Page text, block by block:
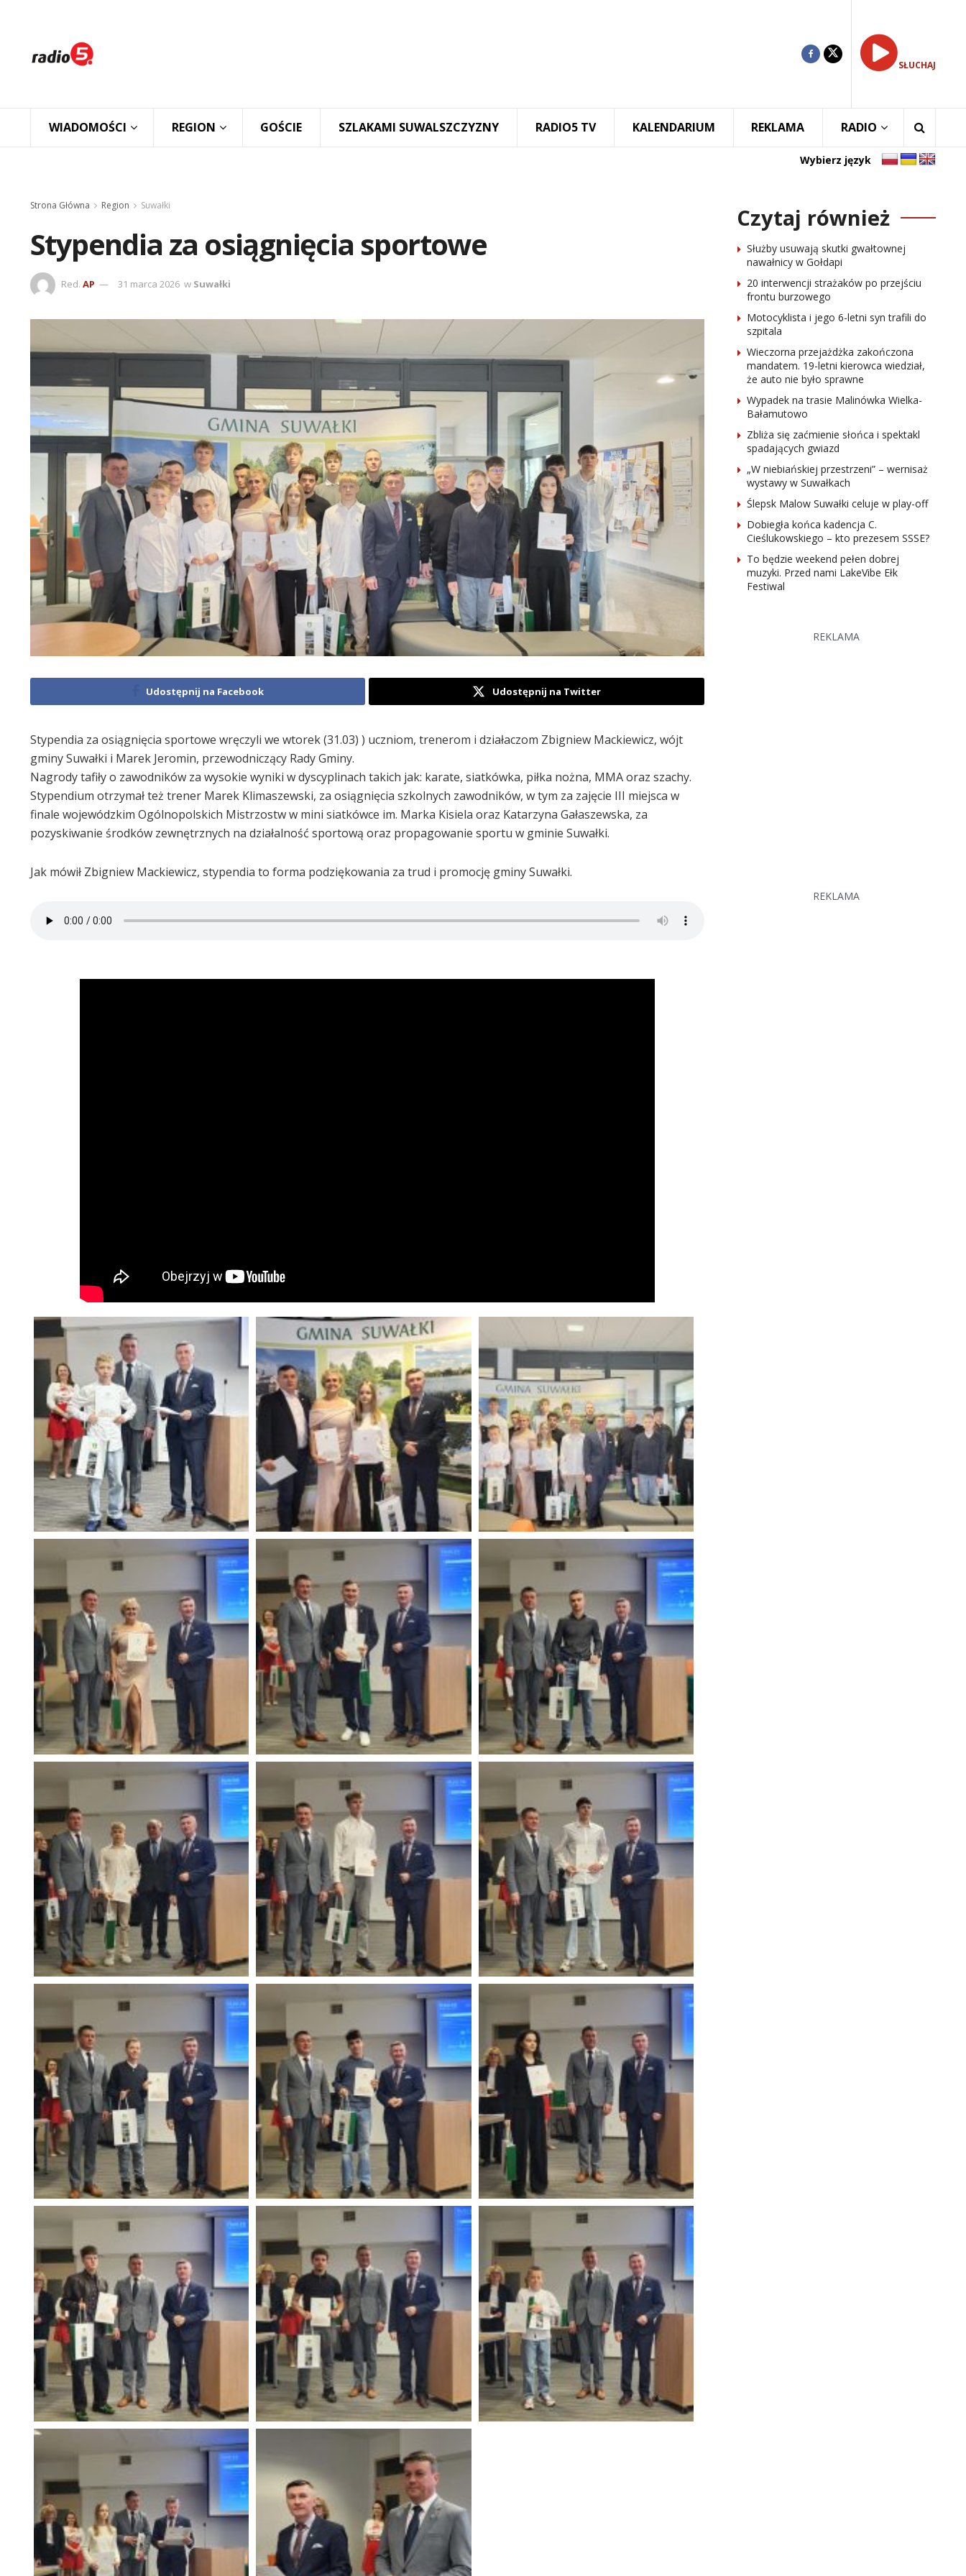
SŁUCHAJ
WIADOMOŚCI REGION GOŚCIE SZLAKAMI SUWALSZCZYZNY RADIO5 TV KALENDARIUM REKLAMA RADIO
Wybierz język
Strona Główna Region Suwałki
Stypendia za osiągnięcia sportowe
Red. AP 31 marca 2026 w Suwałki
Udostępnij na Facebook Udostępnij na Twitter
Stypendia za osiągnięcia sportowe wręczyli we wtorek (31.03) ) uczniom, trenerom i działaczom Zbigniew Mackiewicz, wójt
gminy Suwałki i Marek Jeromin, przewodniczący Rady Gminy.
Nagrody tafiły o zawodników za wysokie wyniki w dyscyplinach takich jak: karate, siatkówka, piłka nożna, MMA oraz szachy.
Stypendium otrzymał też trener Marek Klimaszewski, za osiągnięcia szkolnych zawodników, w tym za zajęcie III miejsca w
finale wojewódzkim Ogólnopolskich Mistrzostw w mini siatkówce im. Marka Kisiela oraz Katarzyna Gałaszewska, za
pozyskiwanie środków zewnętrznych na działalność sportową oraz propagowanie sportu w gminie Suwałki.
Jak mówił Zbigniew Mackiewicz, stypendia to forma podziękowania za trud i promocję gminy Suwałki.
Czytaj również
Służby usuwają skutki gwałtownej
nawałnicy w Gołdapi
20 interwencji strażaków po przejściu
frontu burzowego
Motocyklista i jego 6-letni syn trafili do
szpitala
Wieczorna przejażdżka zakończona
mandatem. 19-letni kierowca wiedział,
że auto nie było sprawne
Wypadek na trasie Malinówka Wielka-
Bałamutowo
Zbliża się zaćmienie słońca i spektakl
spadających gwiazd
„W niebiańskiej przestrzeni” – wernisaż
wystawy w Suwałkach
Ślepsk Malow Suwałki celuje w play-off
Dobiegła końca kadencja C.
Cieślukowskiego – kto prezesem SSSE?
To będzie weekend pełen dobrej
muzyki. Przed nami LakeVibe Ełk
Festiwal
REKLAMA
REKLAMA